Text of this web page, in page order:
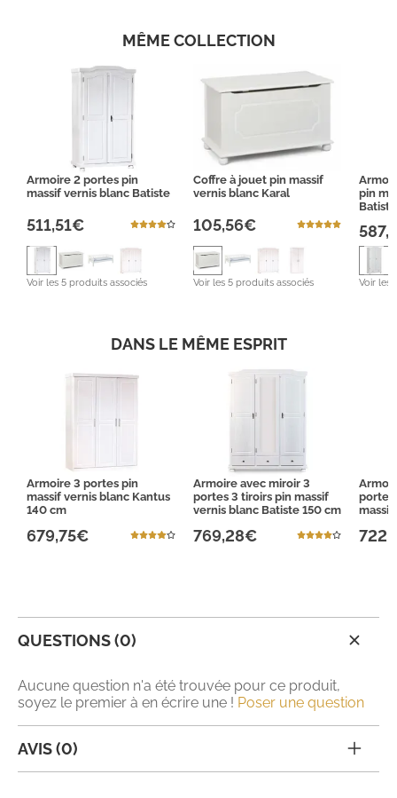
MÊME COLLECTION
Armoire 2 portes pin
massif vernis blanc Batiste
511,51€
Voir les 5 produits associés
Coffre à jouet pin massif
vernis blanc Karal
105,56€
Voir les 5 produits associés
pin
Batiste
Voir les
DANS LE MÊME ESPRIT
Armoire 3 portes pin
massif vernis blanc Kantus
140 cm
679,75€
Armoire avec miroir 3
portes 3 tiroirs pin massif
vernis blanc Batiste 150 cm
769,28€
portes
QUESTIONS (0)
Aucune question n'a été trouvée pour ce produit,
soyez le premier à en écrire une ! Poser une question
AVIS (0)